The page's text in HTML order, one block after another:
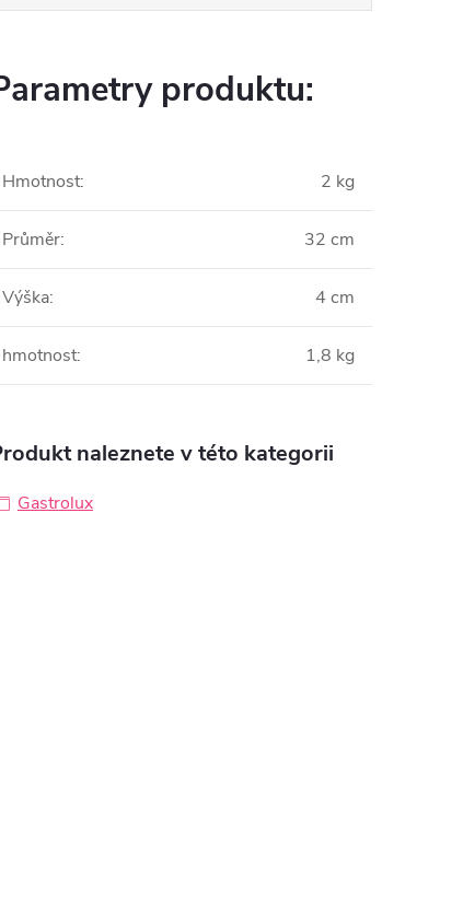
produktu:
Hmotnost: 2 kg
Průměr: 32 cm
Výška: 4 cm
hmotnost: 1,8 kg
naleznete v této kategorii
Gastrolux